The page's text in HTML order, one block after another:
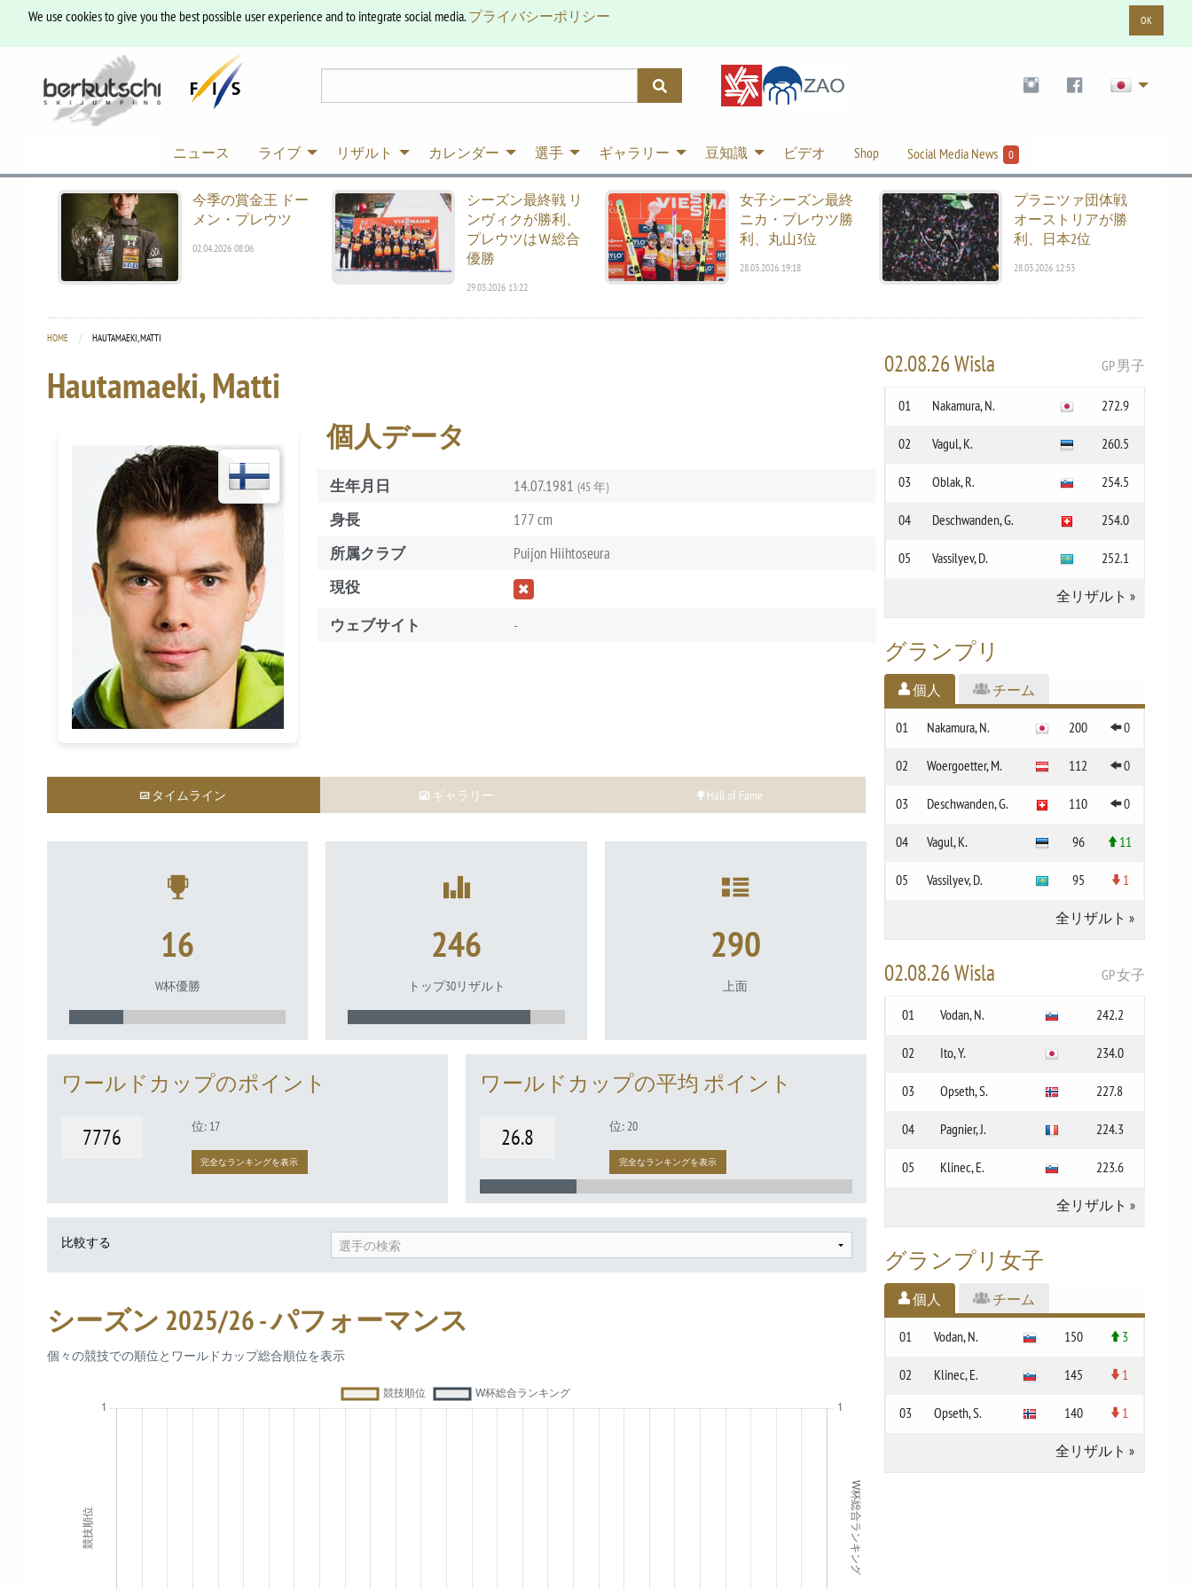
We use cookies to give you the best possible user experience and to integrate social media.プライバシーポリシー OK
ニュース ライブ リザルト カレンダー 選手 ギャラリー 豆知識 ビデオ Shop Social Media News 0
今季の賞金王 ドー
メン・プレウツ
02.04.2026 08:06
シーズン最終戦 リ
ンヴィクが勝利、
プレウツはＷ総合
優勝
29.03.2026 13:22
女子シーズン最終
ニカ・プレウツ勝
利、丸山3位
28.03.2026 19:18
プラニツァ団体戦
オーストリアが勝
利、日本2位
28.03.2026 12:53
HOME CURRENT:
HAUTAMAEKI, MATTI
Hautamaeki, Matti
個人データ
生年月日 14.07.1981 (45 年)
身長
177 cm
所属クラブ
Puijon Hiihtoseura
現役
ウェブサイト
-
タイムライン ギャラリー Hall of Fame
16
W杯優勝
246
トップ30リザルト
290
上面
ワールドカップのポイント
7776
位: 17
完全なランキングを表示
ワールドカップの平均 ポイント
26.8
位: 20
完全なランキングを表示
比較する 選手の検索
シーズン 2025/26 - パフォーマンス
個々の競技での順位とワールドカップ総合順位を表示
02.08.26 Wisla GP 男子
01 Nakamura, N. 272.9
02 Vagul, K. 260.5
03 Oblak, R. 254.5
04 Deschwanden, G. 254.0
05 Vassilyev, D. 252.1
全リザルト »
グランプリ
個人 チーム
01 Nakamura, N. 200 0
02 Woergoetter, M. 112 0
03 Deschwanden, G. 110 0
04 Vagul, K. 96 11
05 Vassilyev, D. 95 1
全リザルト »
02.08.26 Wisla GP 女子
01 Vodan, N. 242.2
02 Ito, Y. 234.0
03 Opseth, S. 227.8
04 Pagnier, J. 224.3
05 Klinec, E. 223.6
全リザルト »
グランプリ女子
個人 チーム
01 Vodan, N. 150 3
02 Klinec, E. 145 1
03 Opseth, S. 140 1
全リザルト »